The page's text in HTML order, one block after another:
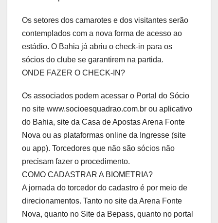
Os setores dos camarotes e dos visitantes serão
contemplados com a nova forma de acesso ao
estádio. O Bahia já abriu o check-in para os
sócios do clube se garantirem na partida.
ONDE FAZER O CHECK-IN?
Os associados podem acessar o Portal do Sócio
no site www.socioesquadrao.com.br ou aplicativo
do Bahia, site da Casa de Apostas Arena Fonte
Nova ou as plataformas online da Ingresse (site
ou app). Torcedores que não são sócios não
precisam fazer o procedimento.
COMO CADASTRAR A BIOMETRIA?
A jornada do torcedor do cadastro é por meio de
direcionamentos. Tanto no site da Arena Fonte
Nova, quanto no Site da Bepass, quanto no portal